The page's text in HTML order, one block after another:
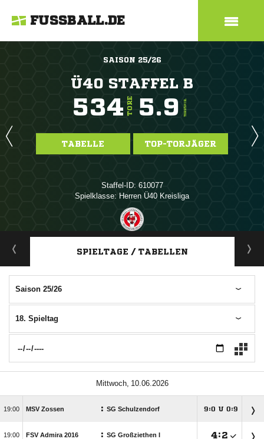
FUSSBALL.DE
SAISON 25/26
Ü40 STAFFEL B
534 TORE 5.9 TORE/SPIEL
TABELLE TOP-TORJÄGER
Staffel-ID: 610077
Spielklasse: Herren Ü40 Kreisliga
ANZEIGE
SPIELTAGE / TABELLEN
Saison 25/26
18. Spieltag
 
 MSV Zossen : SG Schulzendorf : U :
 FSV Admira 2016 : SG Großziethen I :